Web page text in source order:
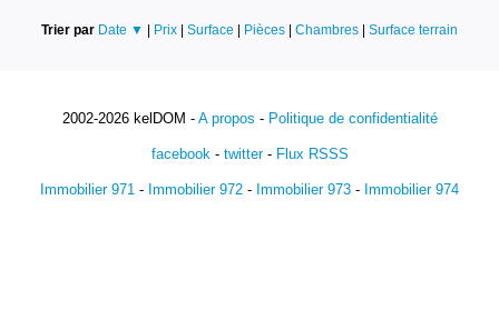
Trier par Date ▼ | Prix | Surface | Pièces | Chambres | Surface terrain
2002-2026 kelDOM - A propos - Politique de confidentialité
facebook- twitter- Flux RSSS
Immobilier 971 - Immobilier 972 - Immobilier 973 - Immobilier 974